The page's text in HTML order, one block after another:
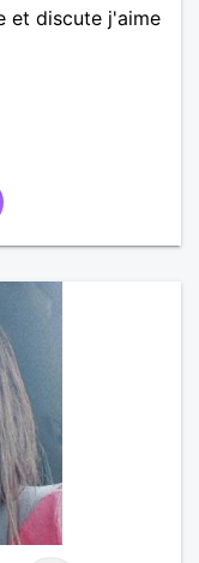
et discute j'aime